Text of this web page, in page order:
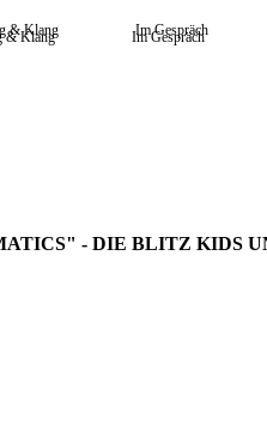
& Klang
Im Gespräch
& Klang Im Gespräch
- DIE BLITZ KIDS